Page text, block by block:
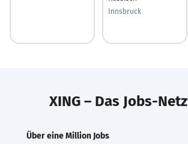
Innsbruck
XING – Das Jobs-
Über eine Million Jobs